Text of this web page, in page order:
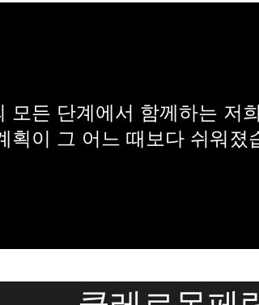
모든 단계에서 함께하는 저
획이 그 어느 때보다 쉬워졌